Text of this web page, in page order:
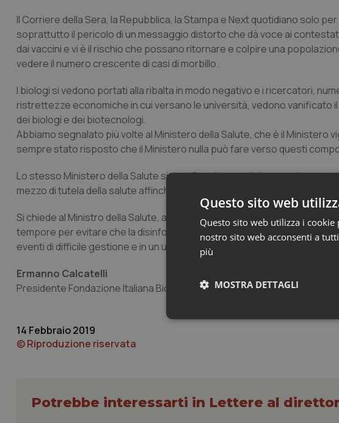
Il Corriere della Sera, la Repubblica, laStampa e Next quotidiano solo
soprattutto il pericolo di un messaggio distorto che dà voce ai
dai vaccini e vi è il rischio che possano ritornare e colpire una
vedere il numero crescente di casi di morbillo.
I biologi si vedono portati alla ribalta in modo negativo e i ricercatori,
ristrettezze economiche in cui versano le università, vedono
dei biologi e dei biotecnologi.
Abbiamo segnalato più volte al Ministero della Salute, che è il Ministero
sempre stato risposto che il Ministero nulla può fare verso questi
Lo stesso Ministero della Salute sia negli anni passati che attualmente
mezzo di tutela della salute affinché tutta la popolazione possa
Si chiede al Ministro della Salute, ai componenti della Camera e del
tempore per evitare che la disinformazione o le false notizie sulla
eventi di difficile gestione e in un ulteriore aggravio delle spese
Ermanno Calcatelli
Presidente Fondazione Italiana Biologi
14 Febbraio 2019
© Riproduzione riservata
Potrebbe interessarti in Lettere al
Questo sito web
Questo sito web utilizza i
nostro sito web acconsenti a
più
MOSTRA DETTAGLI
Necessari